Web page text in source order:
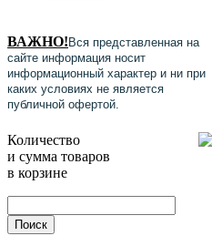
ВАЖНО! Вся представленная на
сайте информация носит
информационный характер и ни при
каких условиях не является
публичной офертой.
Количество
и сумма товаров
в корзине